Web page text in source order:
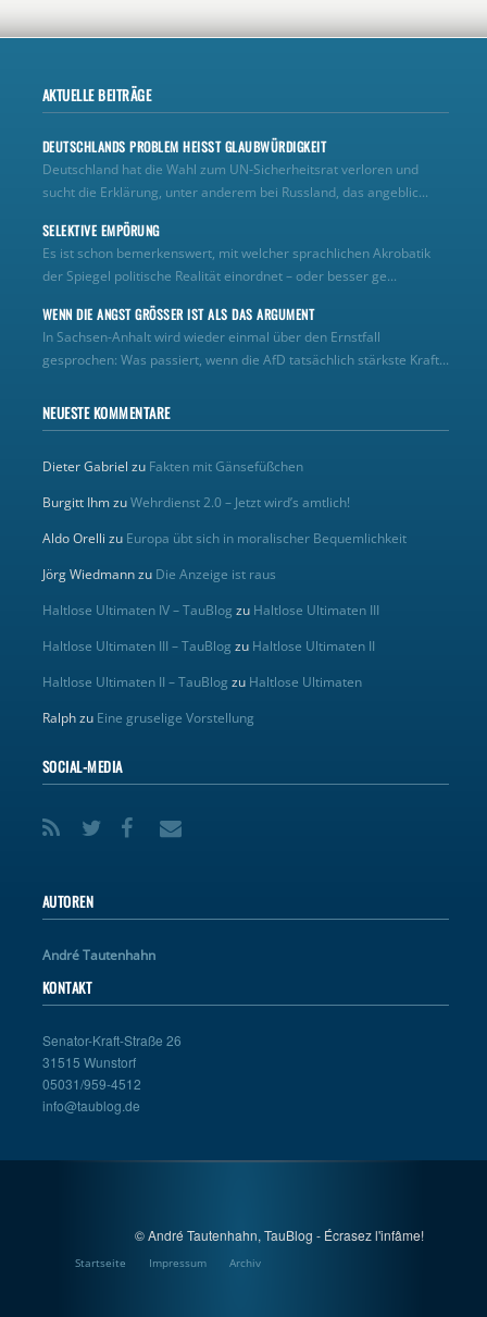
AKTUELLE BEITRÄGE
DEUTSCHLANDS PROBLEM HEISST GLAUBWÜRDIGKEIT
Deutschland hat die Wahl zum UN‑Sicherheitsrat verloren und
sucht die Erklärung, unter anderem bei Russland, das angeblic...
SELEKTIVE EMPÖRUNG
Es ist schon bemerkenswert, mit welcher sprachlichen Akrobatik
der Spiegel politische Realität einordnet – oder besser ge...
WENN DIE ANGST GRÖSSER IST ALS DAS ARGUMENT
In Sachsen-Anhalt wird wieder einmal über den Ernstfall
gesprochen: Was passiert, wenn die AfD tatsächlich stärkste Kraft...
NEUESTE KOMMENTARE
Dieter Gabriel zu Fakten mit Gänsefüßchen
Burgitt IhmzuWehrdienst 2.0 – Jetzt wird’s amtlich!
Aldo Orelli zu Europa übt sich in moralischer Bequemlichkeit
Jörg Wiedmannzu Die Anzeige ist raus
Haltlose Ultimaten IV – TauBlog zu Haltlose Ultimaten III
Haltlose Ultimaten III – TauBlog zu Haltlose Ultimaten II
Haltlose Ultimaten II – TauBlog zu Haltlose Ultimaten
Ralphzu Eine gruselige Vorstellung
SOCIAL-MEDIA
AUTOREN
André Tautenhahn
KONTAKT
Senator-Kraft-Straße 26
31515 Wunstorf
05031/959-4512
info@taublog.de
© André Tautenhahn, TauBlog - Écrasez l'infâme!
Startseite Impressum Archiv